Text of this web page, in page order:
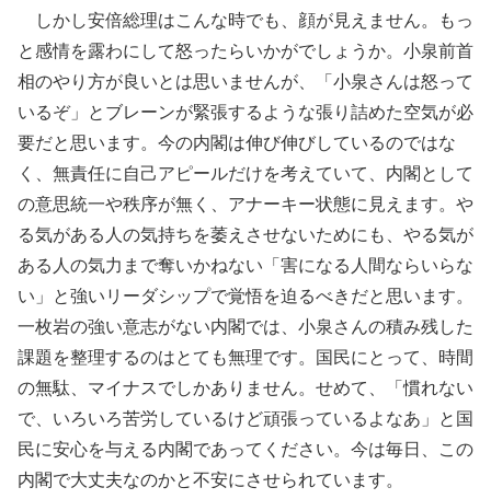
しかし安倍総理はこんな時でも、顔が見えません。もっ
と感情を露わにして怒ったらいかがでしょうか。小泉前首
相のやり方が良いとは思いませんが、「小泉さんは怒って
いるぞ」とブレーンが緊張するような張り詰めた空気が必
要だと思います。今の内閣は伸び伸びしているのではな
く、無責任に自己アピールだけを考えていて、内閣として
の意思統一や秩序が無く、アナーキー状態に見えます。や
る気がある人の気持ちを萎えさせないためにも、やる気が
ある人の気力まで奪いかねない「害になる人間ならいらな
い」と強いリーダシップで覚悟を迫るべきだと思います。
一枚岩の強い意志がない内閣では、小泉さんの積み残した
課題を整理するのはとても無理です。国民にとって、時間
の無駄、マイナスでしかありません。せめて、「慣れない
で、いろいろ苦労しているけど頑張っているよなあ」と国
民に安心を与える内閣であってください。今は毎日、この
内閣で大丈夫なのかと不安にさせられています。